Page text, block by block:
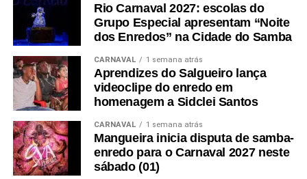
Rio Carnaval 2027: escolas do
Grupo Especial apresentam “Noite
dos Enredos” na Cidade do Samba
CARNAVAL 1 semana atrás
Aprendizes do Salgueiro lança
videoclipe do enredo em
homenagem a Sidclei Santos
CARNAVAL 1 semana atrás
Mangueira inicia disputa de samba-
enredo para o Carnaval 2027 neste
sábado (01)